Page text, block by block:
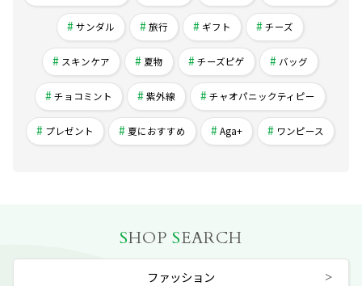
サンダル 旅行 ギフト チーズ
スキンケア 夏物 チーズピゲ バッグ
チョコミント 紫外線 チャオパニックティピー
プレゼント 夏におすすめ Aga+ ワンピース
SHOP SEARCH
ファッション